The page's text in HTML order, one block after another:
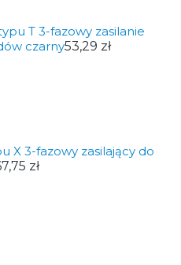
T 3-fazowy zasilanie
czarny53,29 zł
X 3-fazowy zasilający do
zł